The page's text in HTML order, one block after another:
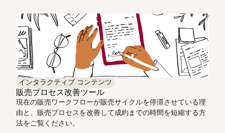
インタラクティブ コンテンツ
販売プロセス改善ツール
現在の販売ワークフローが販売サイクルを停滞させている理
由と、販売プロセスを改善して成約までの時間を短縮する方
法をご覧ください。